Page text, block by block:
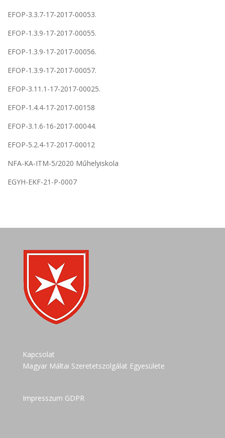
EFOP-3.3.7-17-2017-00053.
EFOP-1.3.9-17-2017-00055.
EFOP-1.3.9-17-2017-00056.
EFOP-1.3.9-17-2017-00057.
EFOP-3.11.1-17-2017-00025.
EFOP-1.4.4-17-2017-00158
EFOP-3.1.6-16-2017-00044.
EFOP-5.2.4-17-2017-00012
NFA-KA-ITM-5/2020 Műhelyiskola
EGYH-EKF-21-P-0007
Kapcsolat
Magyar Máltai Szeretetszolgálat Egyesülete
Impresszum GDPR